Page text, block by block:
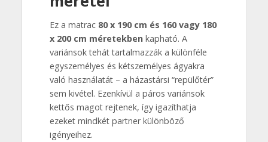
Ez a matrac 80 x 190 cm és 160 vagy 180
x 200 cm méretekbenkapható. A
variánsok tehát tartalmazzák a különféle
egyszemélyes és kétszemélyes ágyakra
való használatát – a házastársi “repülőtér”
sem kivétel. Ezenkívül a páros variánsok
kettős magot rejtenek, így igazíthatja
ezeket mindkét partner különböző
igényeihez.